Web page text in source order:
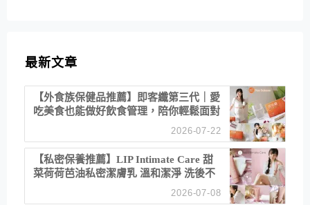
最新文章
【外食族保健品推薦】即客纖第三代｜愛
吃美食也能做好飲食管理，陪你輕鬆面對
2026-07-22
【私密保養推薦】LIP Intimate Care 甜
菜荷荷芭油私密潔膚乳 溫和潔淨 洗後不
2026-07-08